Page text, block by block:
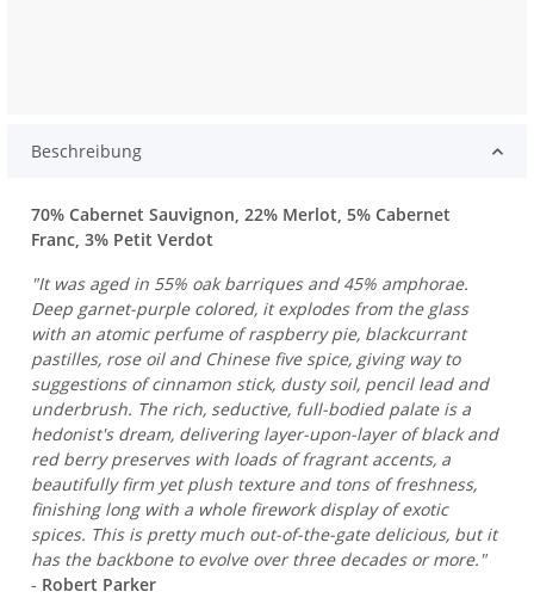
Beschreibung
70% Cabernet Sauvignon, 22% Merlot, 5% Cabernet
Franc, 3% Petit Verdot
"It was aged in 55% oak barriques and 45% amphorae.
Deep garnet-purple colored, it explodes from the glass
with an atomic perfume of raspberry pie, blackcurrant
pastilles, rose oil and Chinese five spice, giving way to
suggestions of cinnamon stick, dusty soil, pencil lead and
underbrush. The rich, seductive, full-bodied palate is a
hedonist's dream, delivering layer-upon-layer of black and
red berry preserves with loads of fragrant accents, a
beautifully firm yet plush texture and tons of freshness,
finishing long with a whole firework display of exotic
spices. This is pretty much out-of-the-gate delicious, but it
has the backbone to evolve over three decades or more."
- Robert Parker